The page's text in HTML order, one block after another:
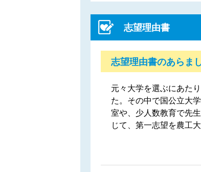
志望理由書
志望理由書のあらま
元々大学を選ぶにあた
た。その中で国公立大
室や、少人数教育で先
じて、第一志望を農工